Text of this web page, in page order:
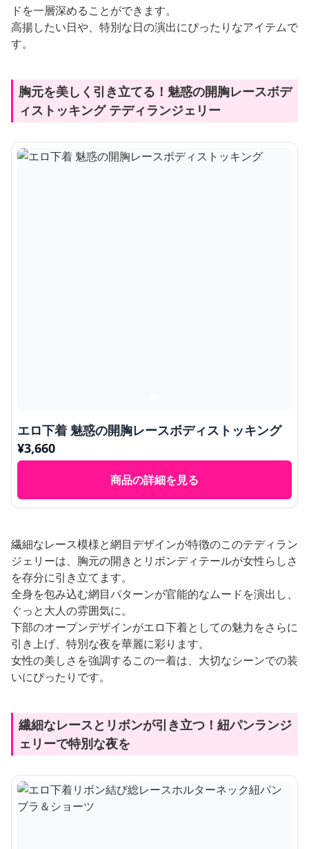
ドを一層深めることができます。
高揚したい日や、特別な日の演出にぴったりなアイテムで
す。
胸元を美しく引き立てる！魅惑の開胸レースボデ
ィストッキング テディランジェリー
エロ下着 魅惑の開胸レースボディストッキング
¥3,660
商品の詳細を見る
繊細なレース模様と網目デザインが特徴のこのテディラン
ジェリーは、胸元の開きとリボンディテールが女性らしさ
を存分に引き立てます。
全身を包み込む網目パターンが官能的なムードを演出し、
ぐっと大人の雰囲気に。
下部のオープンデザインがエロ下着としての魅力をさらに
引き上げ、特別な夜を華麗に彩ります。
女性の美しさを強調するこの一着は、大切なシーンでの装
いにぴったりです。
繊細なレースとリボンが引き立つ！紐パンランジ
ェリーで特別な夜を